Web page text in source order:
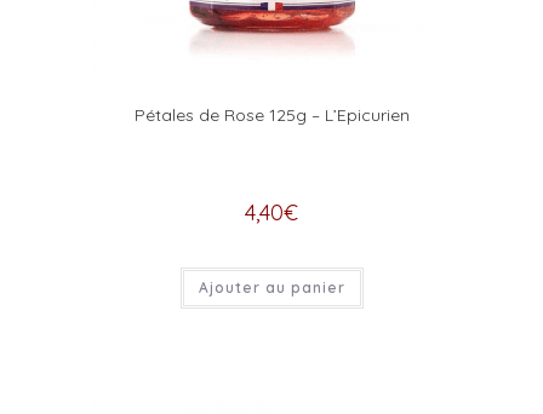
Pétales de Rose 125g – L’Epicurien
4,40€
Ajouter au panier